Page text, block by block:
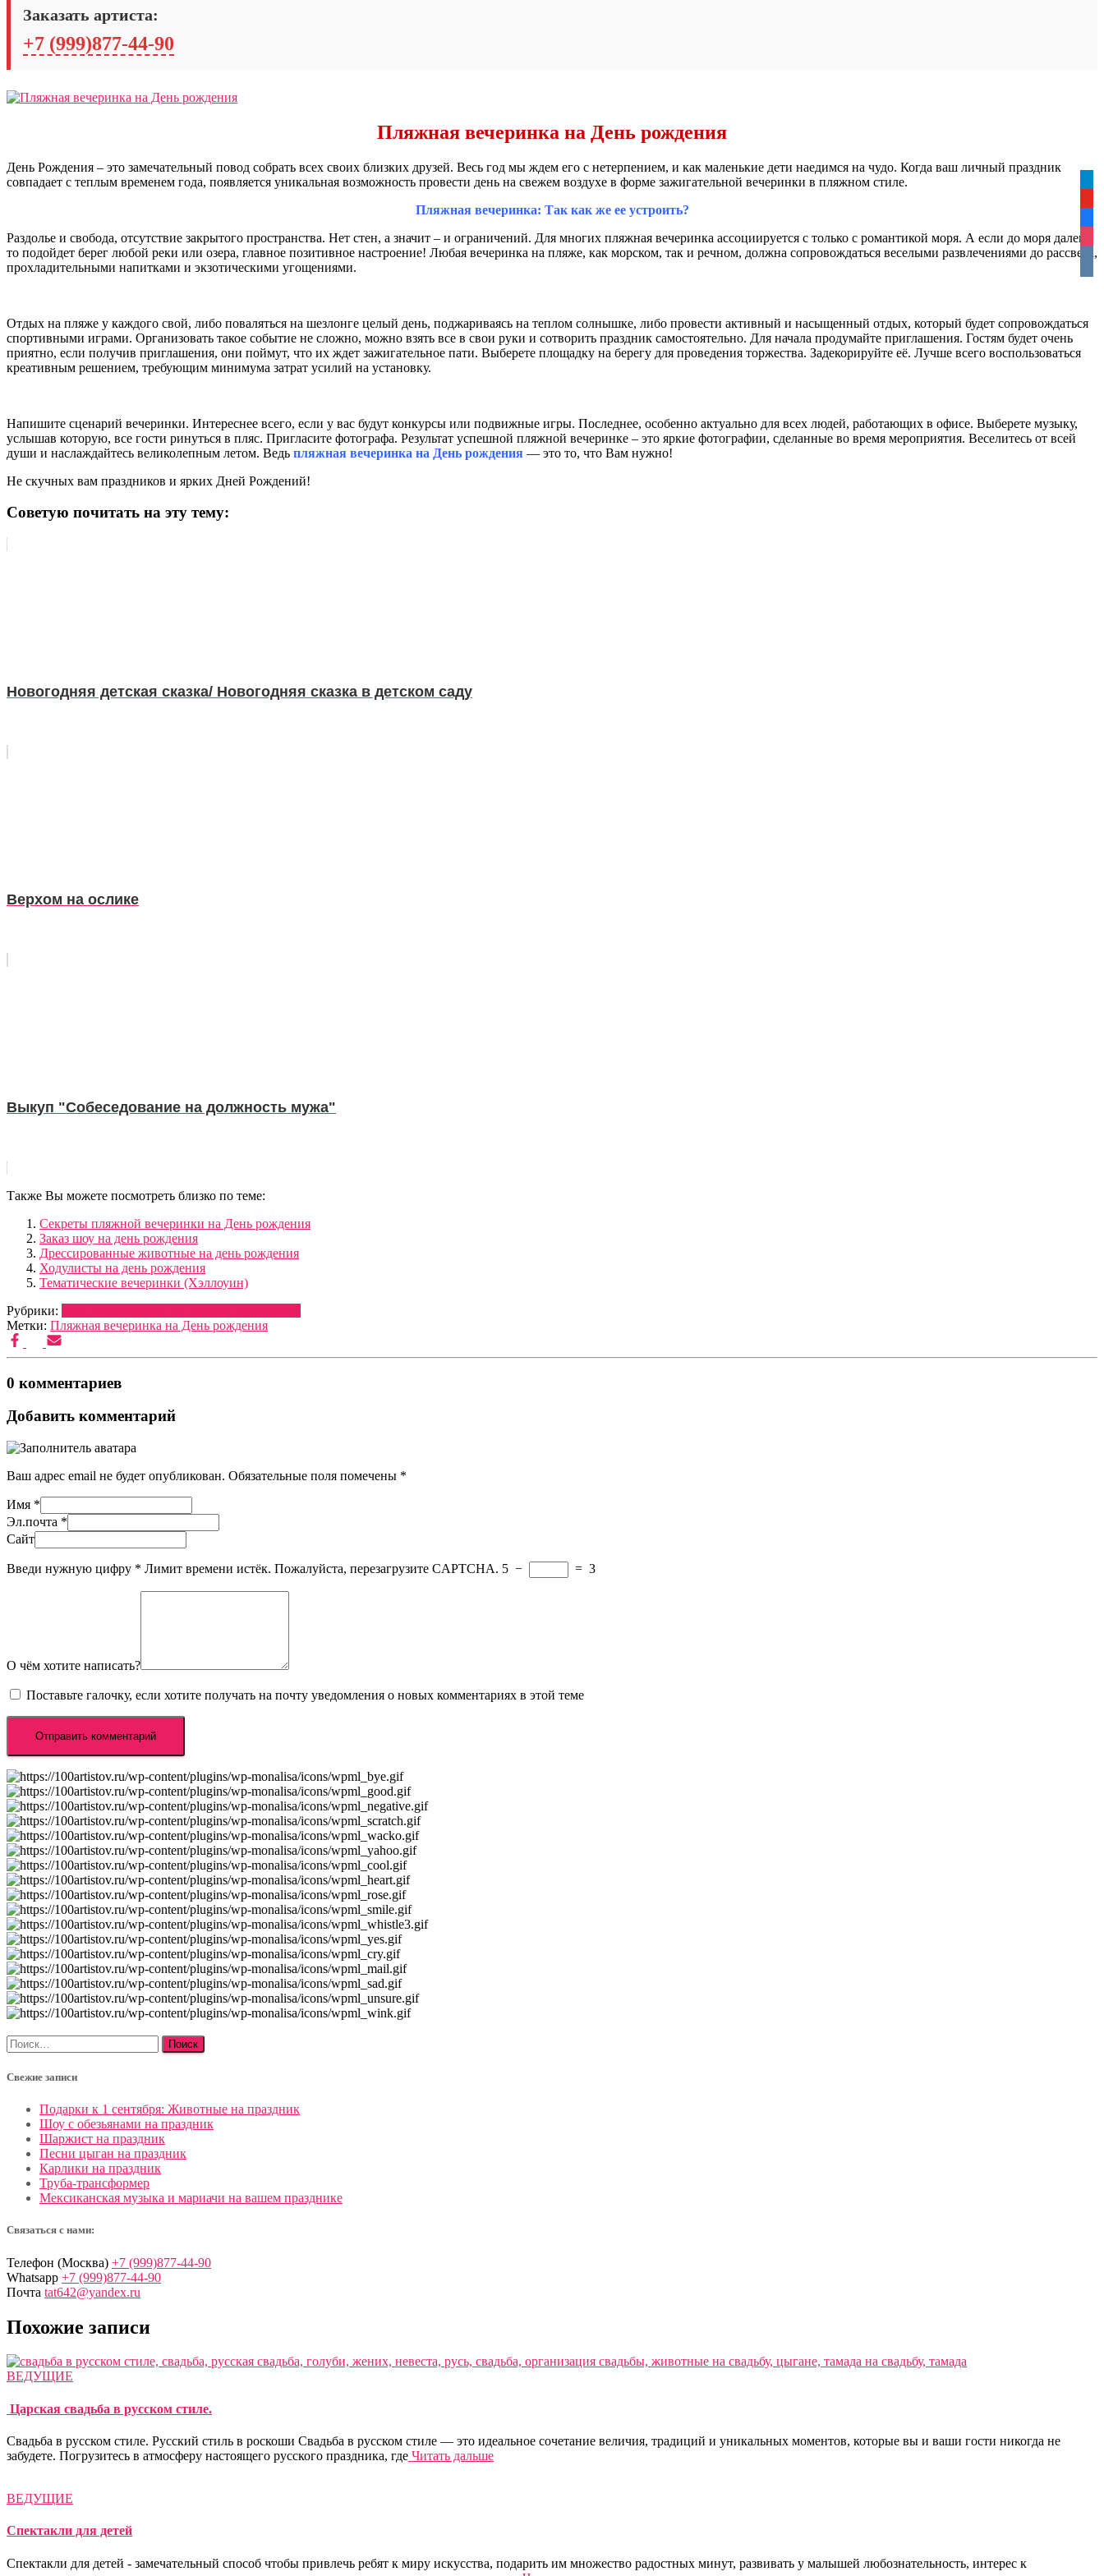
Заказать артиста:
+7 (999)877-44-90
Пляжная вечеринка на День рождения
День Рождения – это замечательный повод собрать всех своих близких друзей. Весь год мы ждем его с нетерпением, и как маленькие дети наедимся на чудо. Когда ваш личный праздник
совпадает с теплым временем года, появляется уникальная возможность провести день на свежем воздухе в форме зажигательной вечеринки в пляжном стиле.
Пляжная вечеринка: Так как же ее устроить?
Раздолье и свобода, отсутствие закрытого пространства. Нет стен, а значит – и ограничений. Для многих пляжная вечеринка ассоциируется с только с романтикой моря. А если до моря далеко,
то подойдет берег любой реки или озера, главное позитивное настроение! Любая вечеринка на пляже, как морском, так и речном, должна сопровождаться веселыми развлечениями до рассвета,
прохладительными напитками и экзотическими угощениями.
Отдых на пляже у каждого свой, либо поваляться на шезлонге целый день, поджариваясь на теплом солнышке, либо провести активный и насыщенный отдых, который будет сопровождаться
спортивными играми. Организовать такое событие не сложно, можно взять все в свои руки и сотворить праздник самостоятельно. Для начала продумайте приглашения. Гостям будет очень
приятно, если получив приглашения, они поймут, что их ждет зажигательное пати. Выберете площадку на берегу для проведения торжества. Задекорируйте её. Лучше всего воспользоваться
креативным решением, требующим минимума затрат усилий на установку.
Напишите сценарий вечеринки. Интереснее всего, если у вас будут конкурсы или подвижные игры. Последнее, особенно актуально для всех людей, работающих в офисе. Выберете музыку,
услышав которую, все гости ринуться в пляс. Пригласите фотографа. Результат успешной пляжной вечеринке – это яркие фотографии, сделанные во время мероприятия. Веселитесь от всей
души и наслаждайтесь великолепным летом. Ведь пляжная вечеринка на День рождения — это то, что Вам нужно!
Не скучных вам праздников и ярких Дней Рождений!
Советую почитать на эту тему:
Новогодняя детская сказка/ Новогодняя сказка в детском саду
Верхом на ослике
Выкуп "Собеседование на должность мужа"
Также Вы можете посмотреть близко по теме:
Секреты пляжной вечеринки на День рождения
Заказ шоу на день рождения
Дрессированные животные на день рождения
Ходулисты на день рождения
Тематические вечеринки (Хэллоуин)
Рубрики:
Метки: Пляжная вечеринка на День рождения
0 комментариев
Добавить комментарий
Ваш адрес email не будет опубликован. Обязательные поля помечены *
Имя *
Эл.почта *
Сайт
Введи нужную цифру * Лимит времени истёк. Пожалуйста, перезагрузите CAPTCHA. 5 − = 3
О чём хотите написать?
Поставьте галочку, если хотите получать на почту уведомления о новых комментариях в этой теме
Найти:
Свежие записи
Подарки к 1 сентября: Животные на праздник
Шоу с обезьянами на праздник
Шаржист на праздник
Песни цыган на праздник
Карлики на праздник
Труба-трансформер
Мексиканская музыка и мариачи на вашем празднике
Связаться с нами:
Телефон (Москва) +7 (999)877-44-90
Whatsapp +7 (999)877-44-90
Почта tat642@yandex.ru
Похожие записи
ВЕДУЩИЕ
Царская свадьба в русском стиле.
Свадьба в русском стиле. Русский стиль в роскоши Cвадьба в русском стиле — это идеальное сочетание величия, традиций и уникальных моментов, которые вы и ваши гости никогда не
забудете. Погрузитесь в атмосферу настоящего русского праздника, где Читать дальше
ВЕДУЩИЕ
Спектакли для детей
Спектакли для детей - замечательный способ чтобы привлечь ребят к миру искусства, подарить им множество радостных минут, развивать у малышей любознательность, интерес к